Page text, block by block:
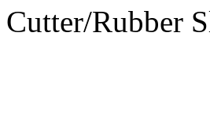
Cutter/Rubber